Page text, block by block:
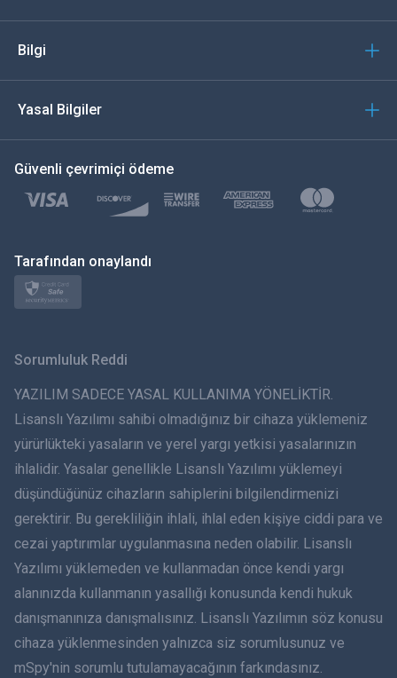
Türkçe
Polski
日本
ภาษาไทย
Dansk
हिंदी
עברית
Română
Bilgi
Yasal Bilgiler
Güvenli çevrimiçi ödeme
Tarafından onaylandı
Sorumluluk Reddi
YAZILIM SADECE YASAL KULLANIMA YÖNELİKTİR.
Lisanslı Yazılımı sahibi olmadığınız bir cihaza yüklemeniz
yürürlükteki yasaların ve yerel yargı yetkisi yasalarınızın
ihlalidir. Yasalar genellikle Lisanslı Yazılımı yüklemeyi
düşündüğünüz cihazların sahiplerini bilgilendirmenizi
gerektirir. Bu gerekliliğin ihlali, ihlal eden kişiye ciddi para ve
cezai yaptırımlar uygulanmasına neden olabilir. Lisanslı
Yazılımı yüklemeden ve kullanmadan önce kendi yargı
alanınızda kullanmanın yasallığı konusunda kendi hukuk
danışmanınıza danışmalısınız. Lisanslı Yazılımın söz konusu
cihaza yüklenmesinden yalnızca siz sorumlusunuz ve
mSpy'nin sorumlu tutulamayacağının farkındasınız.